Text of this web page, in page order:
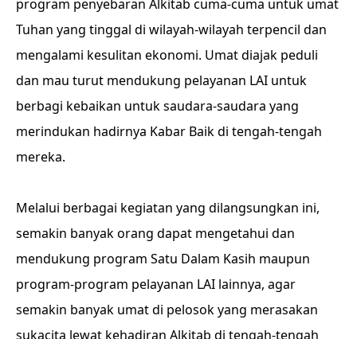
program penyebaran Alkitab cuma-cuma untuk umat
Tuhan yang tinggal di wilayah-wilayah terpencil dan
mengalami kesulitan ekonomi. Umat diajak peduli
dan mau turut mendukung pelayanan LAI untuk
berbagi kebaikan untuk saudara-saudara yang
merindukan hadirnya Kabar Baik di tengah-tengah
mereka.
Melalui berbagai kegiatan yang dilangsungkan ini,
semakin banyak orang dapat mengetahui dan
mendukung program Satu Dalam Kasih maupun
program-program pelayanan LAI lainnya, agar
semakin banyak umat di pelosok yang merasakan
sukacita lewat kehadiran Alkitab di tengah-tengah